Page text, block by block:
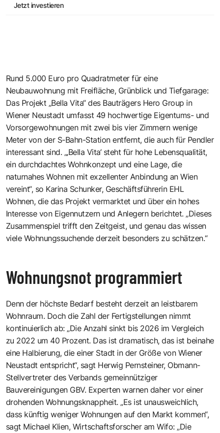
Jetzt investieren
Rund 5.000 Euro pro Quadratmeter für eine
Neubauwohnung mit Freifläche, Grünblick und Tiefgarage:
Das Projekt „Bella Vita“ des Bauträgers Hero Group in
Wiener Neustadt umfasst 49 hochwertige Eigentums- und
Vorsorgewohnungen mit zwei bis vier Zimmern wenige
Meter von der S-Bahn-Station entfernt, die auch für Pendler
interessant sind. „‚Bella Vita‘ steht für hohe Lebensqualität,
ein durchdachtes Wohnkonzept und eine Lage, die
naturnahes Wohnen mit exzellenter Anbindung an Wien
vereint“, so Karina Schunker, Geschäftsführerin EHL
Wohnen, die das Projekt vermarktet und über ein hohes
Interesse von Eigennutzern und Anlegern berichtet. „Dieses
Zusammenspiel trifft den Zeitgeist, und genau das wissen
viele Wohnungssuchende derzeit besonders zu schätzen.“
Wohnungsnot programmiert
Denn der höchste Bedarf besteht derzeit an leistbarem
Wohnraum. Doch die Zahl der Fertigstellungen nimmt
kontinuierlich ab: „Die Anzahl sinkt bis 2026 im Vergleich
zu 2022 um 40 Prozent. Das ist dramatisch, das ist beinahe
eine Halbierung, die einer Stadt in der Größe von Wiener
Neustadt entspricht“, sagt Herwig Pernsteiner, Obmann-
Stellvertreter des Verbands gemeinnütziger
Bauvereinigungen GBV. Experten warnen daher vor einer
drohenden Wohnungsknappheit. „Es ist unausweichlich,
dass künftig weniger Wohnungen auf den Markt kommen“,
sagt Michael Klien, Wirtschaftsforscher am Wifo: „Die